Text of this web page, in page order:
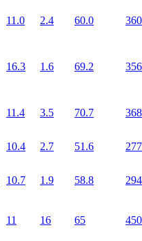
11.0 2.4 60.0 360
16.3 1.6 69.2 356
11.4 3.5 70.7 368
10.4 2.7 51.6
277
10.7 1.9 58.8 294
11 16 65 450